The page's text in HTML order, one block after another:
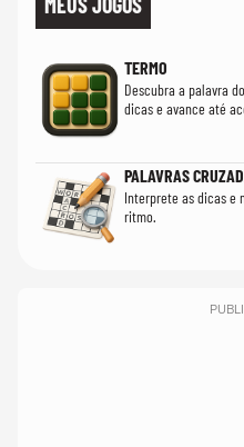
TERMO
Descubra a palavra
dicas e avance até
PALAVRAS
Interprete as dicas e
ritmo.